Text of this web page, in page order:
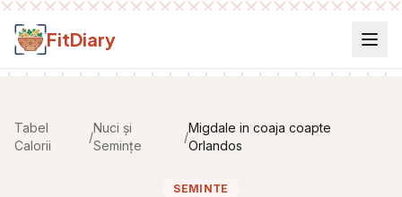
Salt la conținut
FitDiary
Tabel
Calorii
/
Nuci și
Semințe
/
Migdale in coaja coapte
Orlandos
SEMINTE